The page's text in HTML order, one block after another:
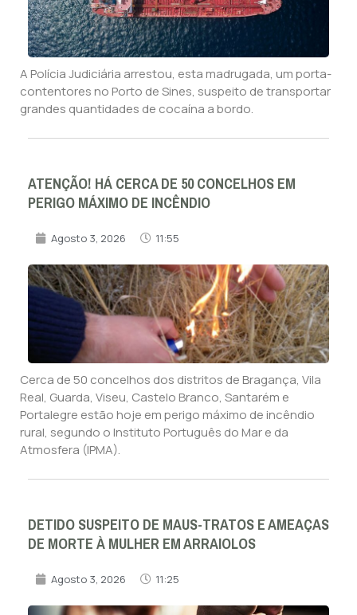
A Polícia Judiciária arrestou, esta madrugada, um porta-
contentores no Porto de Sines, suspeito de transportar
grandes quantidades de cocaína a bordo.
ATENÇÃO! HÁ CERCA DE 50 CONCELHOS EM
PERIGO MÁXIMO DE INCÊNDIO
Agosto 3, 2026 11:55
Cerca de 50 concelhos dos distritos de Bragança, Vila
Real, Guarda, Viseu, Castelo Branco, Santarém e
Portalegre estão hoje em perigo máximo de incêndio
rural, segundo o Instituto Português do Mar e da
Atmosfera (IPMA).
DETIDO SUSPEITO DE MAUS-TRATOS E AMEAÇAS
DE MORTE À MULHER EM ARRAIOLOS
Agosto 3, 2026 11:25